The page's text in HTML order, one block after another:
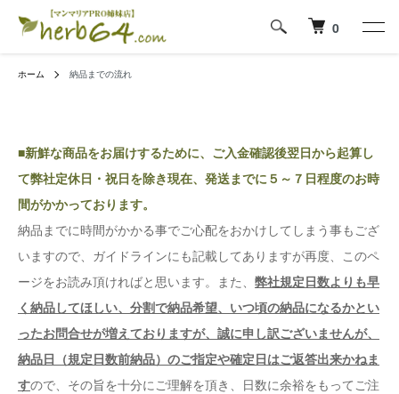
0
ホーム 納品までの流れ
■新鮮な商品をお届けするために、ご入金確認後翌日から起算し
て弊社定休日・祝日を除き現在、発送までに５～７日程度のお時
間がかかっております。
納品までに時間がかかる事でご心配をおかけしてしまう事もござ
いますので、ガイドラインにも記載してありますが再度、このペ
ージをお読み頂ければと思います。また、 弊社規定日数よりも早
く納品してほしい、分割で納品希望、いつ頃の納品になるかとい
ったお問合せが増えておりますが、誠に申し訳ございませんが、
納品日（規定日数前納品）のご指定や確定日はご返答出来かねま
すので、その旨を十分にご理解を頂き、日数に余裕をもってご注